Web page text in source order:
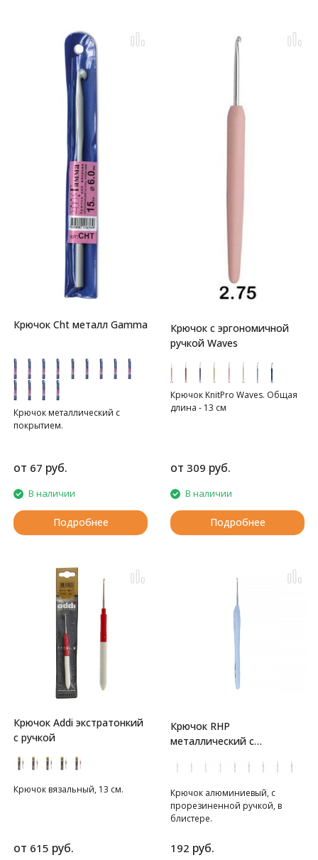
Крючок Cht металл Gamma
Крючок металлический с
покрытием.
от 67 руб.
В наличии
Подробнее
Крючок с эргономичной
ручкой Waves
Крючок KnitPro Waves. Общая
длина - 13 см
от 309 руб.
В наличии
Подробнее
Крючок Addi экстратонкий
с ручкой
Крючок вязальный, 13 см.
от 615 руб.
Крючок RHP
металлический с
Крючок алюминиевый, с
прорезиненной ручкой, в
блистере.
192 руб.